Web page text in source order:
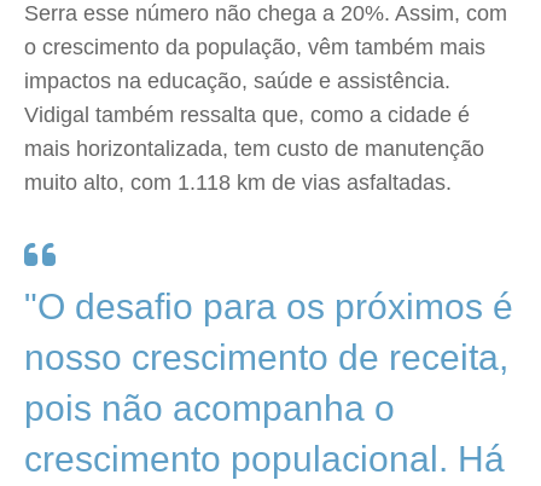
Serra esse número não chega a 20%. Assim, com
o crescimento da população, vêm também mais
impactos na educação, saúde e assistência.
Vidigal também ressalta que, como a cidade é
mais horizontalizada, tem custo de manutenção
muito alto, com 1.118 km de vias asfaltadas.
"O desafio para os próximos é
nosso crescimento de receita,
pois não acompanha o
crescimento populacional. Há